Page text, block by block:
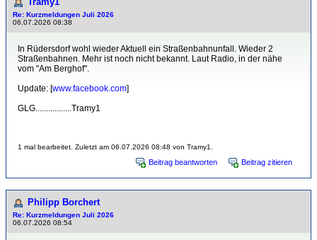
Re: Kurzmeldungen Juli 2026
06.07.2026 08:38
In Rüdersdorf wohl wieder Aktuell ein Straßenbahnunfall. Wieder 2
Straßenbahnen. Mehr ist noch nicht bekannt. Laut Radio, in der nähe
vom "Am Berghof".
Update: [www.facebook.com]
GLG.................Tramy1
1 mal bearbeitet. Zuletzt am 06.07.2026 08:48 von Tramy1.
Beitrag beantworten Beitrag zitieren
Philipp Borchert
Re: Kurzmeldungen Juli 2026
06.07.2026 08:54